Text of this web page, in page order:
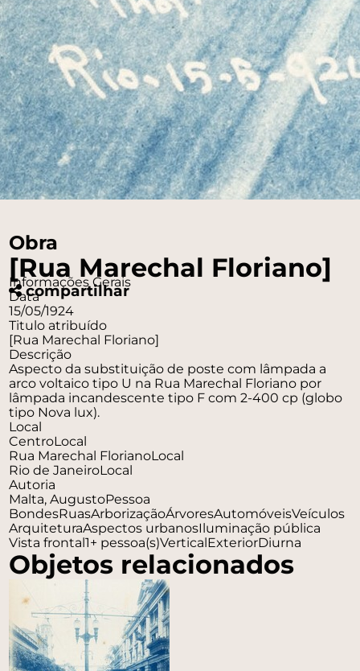
Obra
[Rua Marechal Floriano]
compartilhar
Informações Gerais
Data
15/05/1924
Titulo atribuído
[Rua Marechal Floriano]
Descrição
Aspecto da substituição de poste com lâmpada a
arco voltaico tipo U na Rua Marechal Floriano por
lâmpada incandescente tipo F com 2-400 cp (globo
tipo Nova lux).
Local
CentroLocal
Rua Marechal FlorianoLocal
Rio de JaneiroLocal
Autoria
Malta, AugustoPessoa
BondesRuasArborizaçãoÁrvoresAutomóveisVeículos
ArquiteturaAspectos urbanosIluminação pública
Vista frontal1+ pessoa(s)VerticalExteriorDiurna
Objetos relacionados